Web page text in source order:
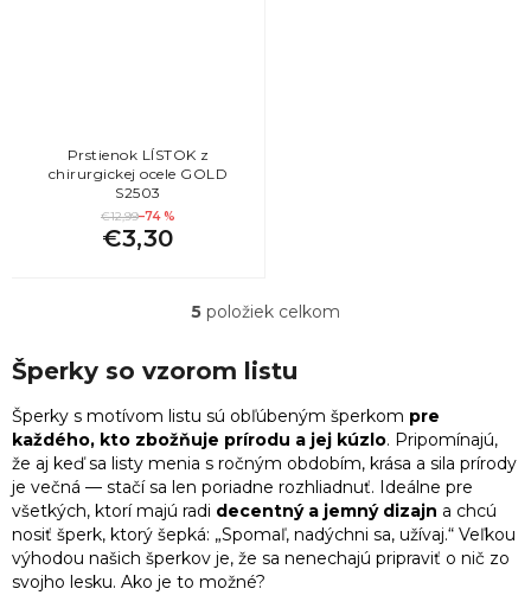
Darček pre kolegyňu
Darček pre nevestu 5
Darček k narodeninám pre kamarátku
Vianočné darčeky pre sestru 5
Vianočné darčeky pre kolegyne 5
Originálne darčeky pre ženy
Prstienok LÍSTOK z
chirurgickej ocele GOLD
S2503
€12,99–74 %
€3,30
O
l
d
a
c
i
e
p
r
v
5 položiek celkom
Šperky so vzorom listu
Šperky s motívom listu sú obľúbeným šperkom pre
každého, kto zbožňuje prírodu a jej kúzlo. Pripomínajú,
že aj keď sa listy menia s ročným obdobím, krása a sila prírody
je večná — stačí sa len poriadne rozhliadnuť. Ideálne pre
všetkých, ktorí majú radi decentný a jemný dizajn a chcú
nosiť šperk, ktorý šepká: „Spomaľ, nadýchni sa, užívaj.“ Veľkou
výhodou našich šperkov je, že sa nenechajú pripraviť o nič zo
svojho lesku. Ako je to možné?